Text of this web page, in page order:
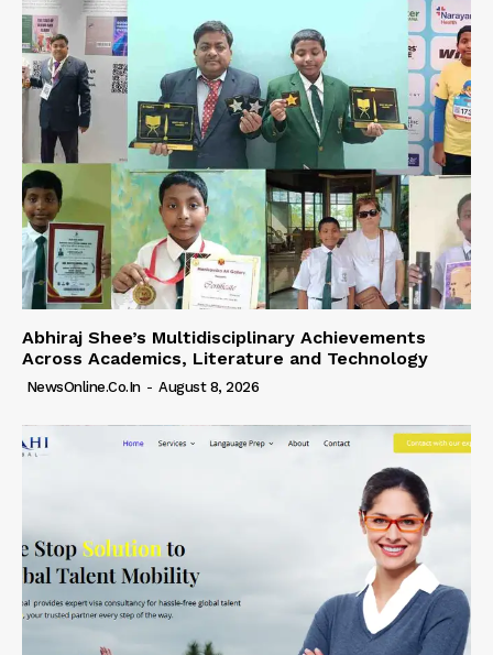
Abhiraj Shee’s Multidisciplinary Achievements
Across Academics, Literature and Technology
NewsOnline.co.in - August 8, 2026